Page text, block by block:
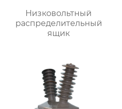
Низковольтный
распределительный
ящик